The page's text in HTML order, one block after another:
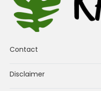
Contact
Disclaimer